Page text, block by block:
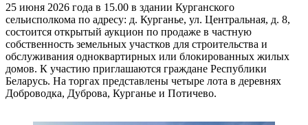
25 июня 2026 года в 15.00 в здании Курганского
сельисполкома по адресу: д. Курганье, ул. Центральная, д. 8,
состоится открытый аукцион по продаже в частную
собственность земельных участков для строительства и
обслуживания одноквартирных или блокированных жилых
домов. К участию приглашаются граждане Республики
Беларусь. На торгах представлены четыре лота в деревнях
Доброводка, Дуброва, Курганье и Потичево.